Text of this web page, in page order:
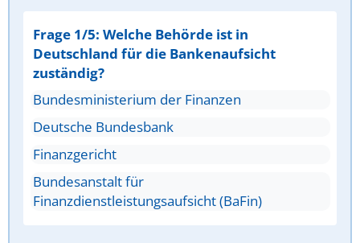
Frage 1/5: Welche Behörde ist in
Deutschland für die Bankenaufsicht
zuständig?
Bundesministerium der Finanzen
Deutsche Bundesbank
Finanzgericht
Bundesanstalt für
Finanzdienstleistungsaufsicht (BaFin)